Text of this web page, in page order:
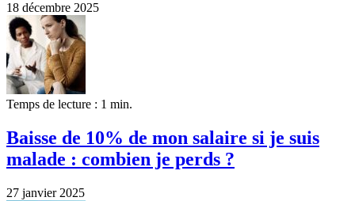
18 décembre 2025
Temps de lecture : 1 min.
Baisse de 10% de mon salaire si je suis
malade : combien je perds ?
27 janvier 2025